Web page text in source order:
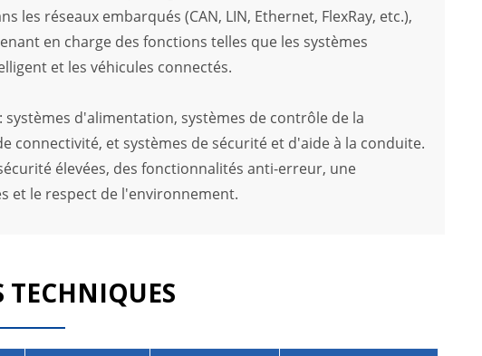
réseaux embarqués (CAN, LIN, Ethernet, FlexRay, etc.),
en charge des fonctions telles que les systèmes
et les véhicules connectés.
d'alimentation, systèmes de contrôle de la
et systèmes de sécurité et d'aide à la conduite.
élevées, des fonctionnalités anti-erreur, une
et le respect de l'environnement.
TECHNIQUES